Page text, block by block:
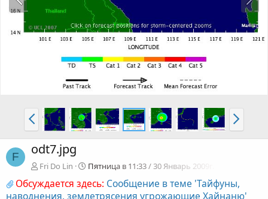
F
odt7.jpg
Fri Do Lin Пятница в 11:33 / 30 Январь 2009г.
Обсуждается здесь: Сообщение в теме 'Тайфуны,
наводнения, землетрясения угрожающие Хайнаню'